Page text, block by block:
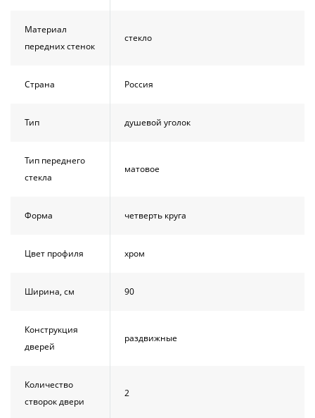
Материал
передних стенок
стекло
Страна Россия
Тип душевой уголок
Тип переднего
стекла
матовое
Форма четверть круга
Цвет профиля хром
Ширина, см 90
Конструкция
дверей
раздвижные
Количество
створок двери
2